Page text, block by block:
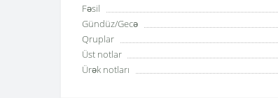
Fəsil
Gündüz/Gecə
Qruplar
Üst notlar
Ürək notları